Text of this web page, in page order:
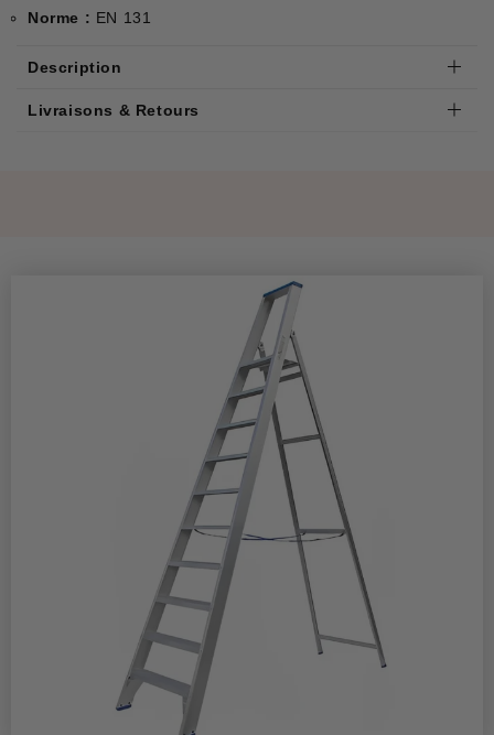
Norme : EN 131
Description
Livraisons & Retours